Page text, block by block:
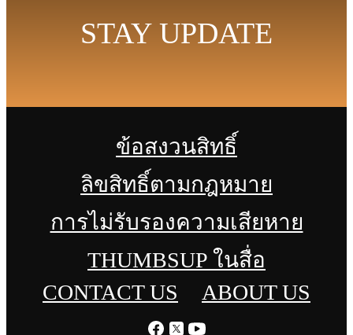
STAY UPDATE
ข้อสงวนสิทธิ์
ลิขสิทธิ์ตามกฎหมาย
การไม่รับรองความเสียหาย
THUMBSUP ในสื่อ
CONTACT US
ABOUT US